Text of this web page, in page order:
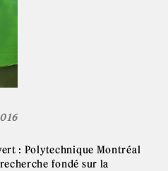
: Polytechnique Montréal
fondé sur la